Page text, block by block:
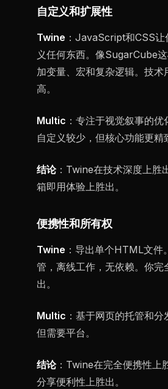
自定义和扩展性
Twine ：JavaScript和CSS
义任何东西。像SugarCube
加变量、宏和复杂逻辑。技术
高。
Multic ：专注于视觉叙事的
自定义较少，但核心功能更精
结论：Twine在技术深度上胜
箱即用体验上胜出。
便携性和所有权
Twine ：导出单个HTML文件
管，离线工作，无依赖。你完
出。
Multic ：基于网页的托管和
但需要平台。
结论：Twine在完全便携性上
分享便利性上胜出。